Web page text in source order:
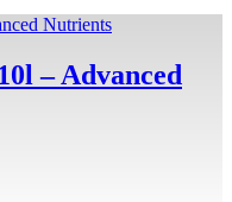
– Advanced